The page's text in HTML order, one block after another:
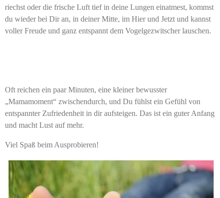
riechst oder die frische Luft tief in deine Lungen einatmest, kommst
du wieder bei Dir an, in deiner Mitte, im Hier und Jetzt und kannst
voller Freude und ganz entspannt dem Vogelgezwitscher lauschen.
Oft reichen ein paar Minuten, eine kleiner bewusster
„Mamamoment“ zwischendurch, und Du fühlst ein Gefühl von
entspannter Zufriedenheit in dir aufsteigen. Das ist ein guter Anfang
und macht Lust auf mehr.
Viel Spaß beim Ausprobieren!